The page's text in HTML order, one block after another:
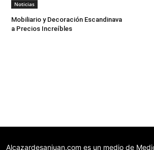
Noticias
Mobiliario y Decoración Escandinava
a Precios Increíbles
Alcazardesanjuan.com es un medio de